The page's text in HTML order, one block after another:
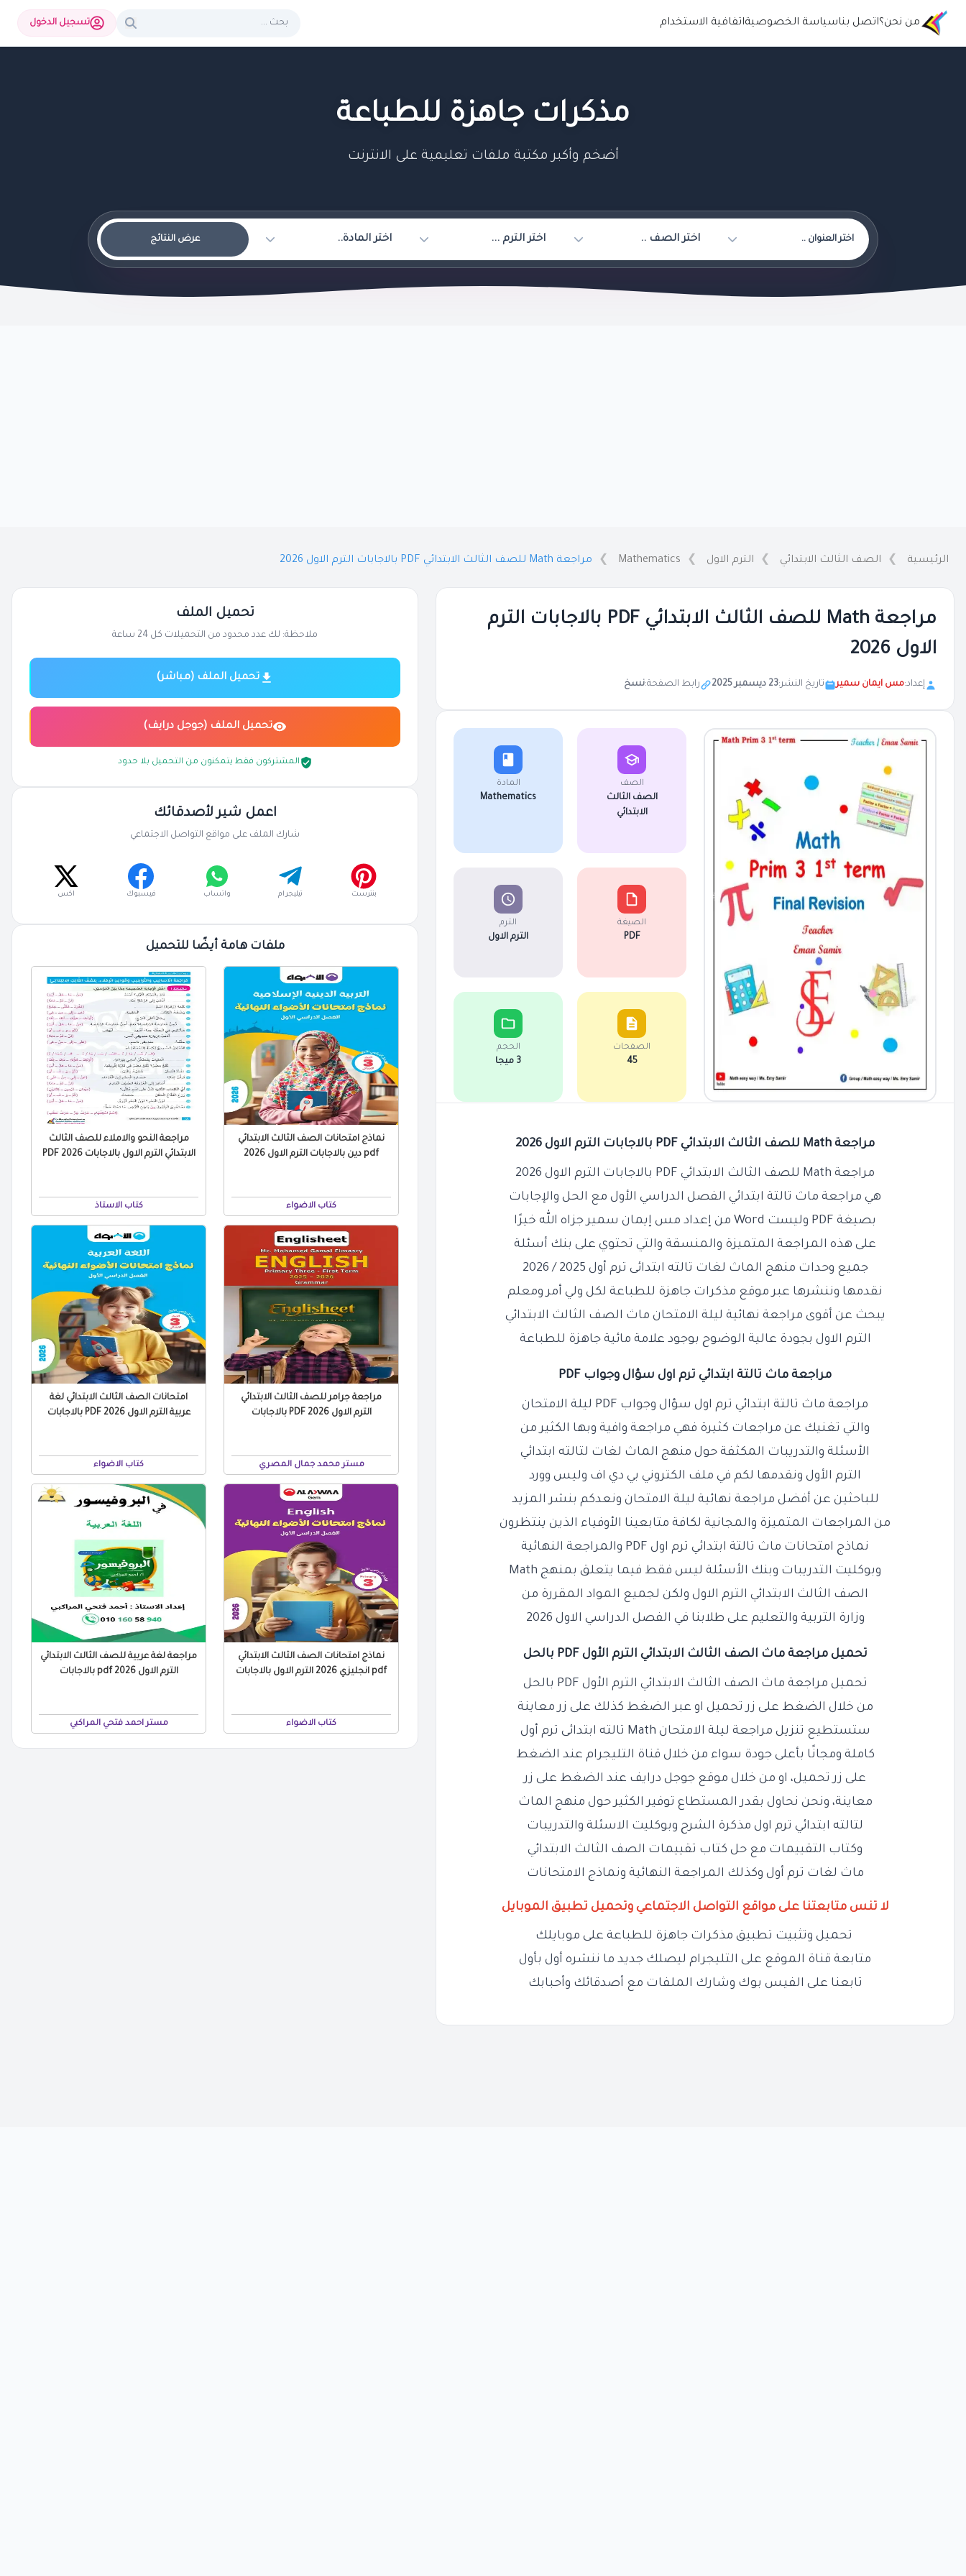
من نحن؟اتصل بناسياسة الخصوصيةاتفافية الاستخدام تسجيل الدخول
مذكرات جاهزة للطباعة
أضخم وأكبر مكتبة ملفات تعليمية على الانترنت
عرض النتائج
الرئيسية الصف الثالث الابتدائي الترم الاول Mathematics مراجعة Math للصف الثالث الابتدائي PDF بالاجابات الترم الاول 2026
مراجعة Math للصف الثالث الابتدائي PDF بالاجابات الترم
الاول 2026
إعداد:مس ايمان سمير تاريخ النشر:23 ديسمبر 2025 رابط الصفحة:نسخ
الصف
الصف الثالث
الابتدائي
المادة
Mathematics
الصيغة
PDF
الترم
الترم الاول
الصفحات
45
الحجم
3 ميجا
مراجعة Math للصف الثالث الابتدائي PDF بالاجابات الترم الاول 2026
مراجعة Math للصف الثالث الابتدائي PDF بالاجابات الترم الاول 2026
هي مراجعة ماث تالتة ابتدائي الفصل الدراسي الأول مع الحل والإجابات
بصيغة PDF وليست Word من إعداد مس إيمان سمير جزاه الله خيرًا
على هذه المراجعة المتميزة والمنسقة والتي تحتوي على بنك أسئلة
جميع وحدات منهج الماث لغات تالته ابتدائى ترم أول 2025 / 2026
نقدمها وننشرها عبر موقع مذكرات جاهزة للطباعة لكل ولي أمر ومعلم
يبحث عن أقوى مراجعة نهائية ليلة الامتحان ماث الصف الثالث الابتدائي
الترم الاول بجودة عالية الوضوح بوجود علامة مائية جاهزة للطباعة
مراجعة ماث تالتة ابتدائي ترم اول سؤال وجواب PDF
مراجعة ماث تالتة ابتدائي ترم اول سؤال وجواب PDF ليلة الامتحان
والتي تغنيك عن مراجعات كثيرة فهي مراجعة وافية وبها الكثير من
الأسئلة والتدريبات المكثفة حول منهج الماث لغات لتالته ابتدائي
الترم الأول ونقدمها لكم في ملف الكتروني بي دي اف وليس وورد
للباحثين عن أفضل مراجعة نهائية ليلة الامتحان ونعدكم بنشر المزيد
من المراجعات المتميزة والمجانية لكافة متابعينا الأوفياء الذين ينتظرون
نماذج امتحانات ماث تالتة ابتدائي ترم اول PDF والمراجعة النهائية
وبوكليت التدريبات وبنك الأسئلة ليس فقط فيما يتعلق بمنهج Math
الصف الثالث الابتدائي الترم الاول ولكن لجميع المواد المقررة من
وزارة التربية والتعليم على طلابنا في الفصل الدراسي الاول 2026
تحميل مراجعة ماث الصف الثالث الابتدائي الترم الأول PDF بالحل
تحميل مراجعة ماث الصف الثالث الابتدائي الترم الأول PDF بالحل
من خلال الضغط على زر تحميل او عبر الضغط كذلك على زر معاينة
ستستطيع تنزيل مراجعة ليلة الامتحان Math تالته ابتدائى ترم أول
كاملة ومجانًا بأعلى جودة سواء من خلال قناة التليجرام عند الضغط
على زر تحميل، او من خلال موقع جوجل درايف عند الضغط على زر
معاينة، ونحن نحاول بقدر المستطاع توفير الكثير حول منهج الماث
لتالته ابتدائي ترم اول مذكرة الشرح وبوكليت الاسئلة والتدريبات
وكتاب التقييمات مع حل كتاب تقييمات الصف الثالث الابتدائي
ماث لغات ترم أول وكذلك المراجعة النهائية ونماذج الامتحانات
لا تنس متابعتنا على مواقع التواصل الاجتماعي وتحميل تطبيق الموبايل
تحميل وتثبيت تطبيق مذكرات جاهزة للطباعة على موبايلك
متابعة قناة الموقع على التليجرام ليصلك جديد ما ننشره أول بأول
تابعنا على الفيس بوك وشارك الملفات مع أصدقائك وأحبابك
تحميل الملف
ملاحظة: لك عدد محدود من التحميلات كل 24 ساعة
تحميل الملف (مباشر)
تحميل الملف (جوجل درايف)
المشتركون فقط يتمكنون من التحميل بلا حدود
اعمل شير لأصدقائك
شارك الملف على مواقع التواصل الاجتماعي
بنترست تيليجرام واتساب فيسبوك اكس
ملفات هامة أيضًا للتحميل
نماذج امتحانات الصف الثالث الابتدائي
pdf دين بالاجابات الترم الاول 2026
كتاب الاضواء
مراجعة النحو والاملاء للصف الثالث
الابتدائي الترم الاول بالاجابات 2026 PDF
كتاب الاستاذ
مراجعة جرامر للصف الثالث الابتدائي
الترم الاول 2026 PDF بالاجابات
مستر محمد جمال المصري
امتحانات الصف الثالث الابتدائي لغة
عربية الترم الاول 2026 PDF بالاجابات
كتاب الاضواء
نماذج امتحانات الصف الثالث الابتدائي
pdf انجليزي 2026 الترم الاول بالاجابات
كتاب الاضواء
مراجعة لغة عربية للصف الثالث الابتدائي
الترم الاول pdf 2026 بالاجابات
مستر احمد فتحي المراكبي